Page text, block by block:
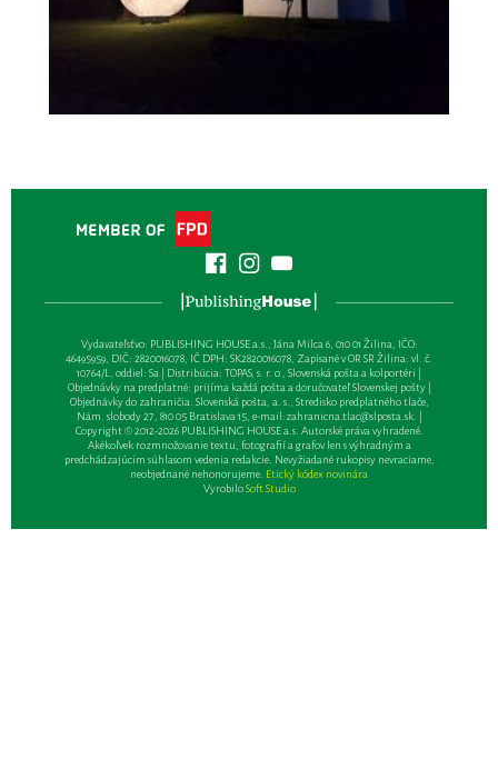
Vydavateľsťvo: PUBLISHING HOUSE a.s., Jána Milca 6, 010 01 Žilina, IČO:
46495959, DIČ: 2820016078, IČ DPH: SK2820016078, Zapísané v OR SR Žilina: vl. č.
10764/L, oddiel: Sa | Distribúcia: TOPAS, s. r. o., Slovenská pošta a kolportéri |
Objednávky na predplatné: prijíma každá pošta a doručovateľ Slovenskej pošty |
Objednávky do zahraničia: Slovenská pošta, a. s., Stredisko predplatného tlače,
Nám. slobody 27, 810 05 Bratislava 15, e-mail:zahranicna.tlac@slposta.sk. |
Copyright © 2012-2026 PUBLISHING HOUSE a.s. Autorské práva vyhradené.
Akékoľvek rozmnožovanie textu, fotografií a grafov len s výhradným a
predchádzajúcim súhlasom vedenia redakcie. Nevyžiadané rukopisy nevraciame,
neobjednané nehonorujeme. Etický kódex novinára
VyrobiloSoft Studio